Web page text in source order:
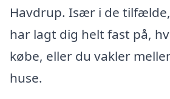
Havdrup. Især i de
har lagt dig helt fast på,
købe, eller du vakler
huse.